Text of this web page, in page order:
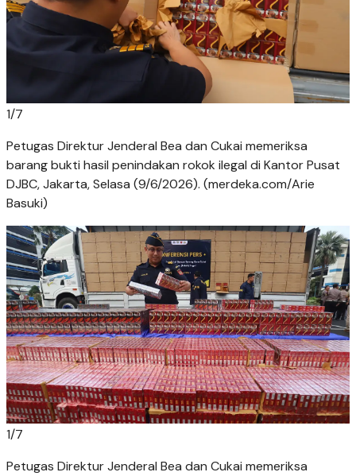
1/7
Petugas Direktur Jenderal Bea dan Cukai memeriksa
barang bukti hasil penindakan rokok ilegal di Kantor Pusat
DJBC, Jakarta, Selasa (9/6/2026). (merdeka.com/Arie
Basuki)
1/7
Petugas Direktur Jenderal Bea dan Cukai memeriksa